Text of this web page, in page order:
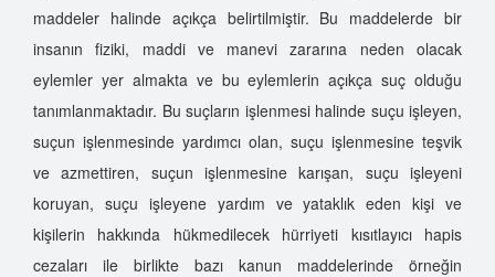
maddeler halinde açıkça belirtilmiştir. Bu maddelerde bir
insanın fiziki, maddi ve manevi zararına neden olacak
eylemler yer almakta ve bu eylemlerin açıkça suç olduğu
tanımlanmaktadır. Bu suçların işlenmesi halinde suçu işleyen,
suçun işlenmesinde yardımcı olan, suçu işlenmesine teşvik
ve azmettiren, suçun işlenmesine karışan, suçu işleyeni
koruyan, suçu işleyene yardım ve yataklık eden kişi ve
kişilerin hakkında hükmedilecek hürriyeti kısıtlayıcı hapis
cezaları ile birlikte bazı kanun maddelerinde örneğin